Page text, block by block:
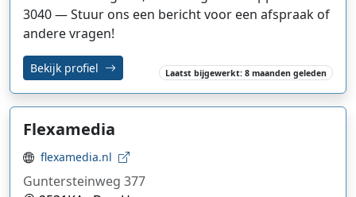
3040 — Stuur ons een bericht voor een afspraak of
andere vragen!
Bekijk profiel Laatst bijgewerkt: 8 maanden geleden
Flexamedia
flexamedia.nl
Guntersteinweg 377